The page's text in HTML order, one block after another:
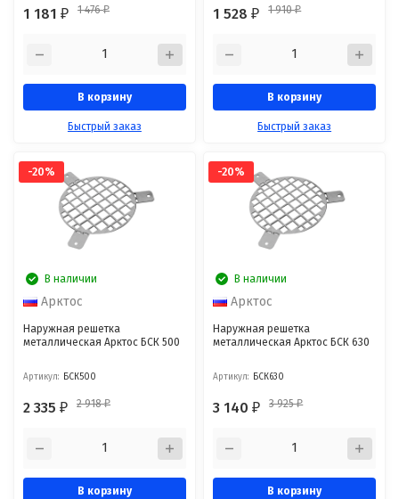
1 181₽ 1 476₽
В корзину
Быстрый заказ
1 528₽ 1 910₽
В корзину
Быстрый заказ
-20%
В наличии
Арктос
Наружная решетка
металлическая Арктос БСК 500
Артикул: БСК500
2 335₽ 2 918₽
В корзину
-20%
В наличии
Арктос
Наружная решетка
металлическая Арктос БСК 630
Артикул: БСК630
3 140₽ 3 925₽
В корзину